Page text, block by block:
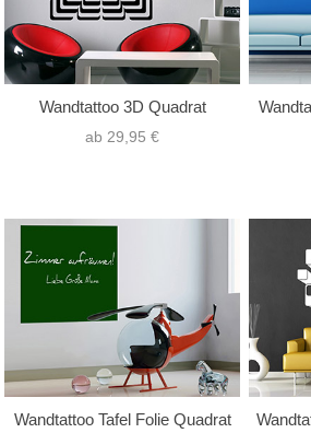
Wandtattoo 3D Quadrat
ab 29,95 €
Wandtattoo Tafel Folie Quadrat